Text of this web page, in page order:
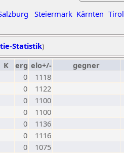
Steiermark Kärnten Tirol
Statistik)
K erg elo+/- gegner
0
1118
0
1122
0
1100
0
1100
0
1136
0
1116
0
1075